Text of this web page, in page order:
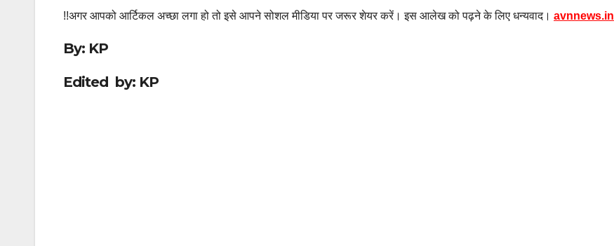
!!अगर आपको आर्टिकल अच्छा लगा हो तो इसे आपने सोशल मीडिया पर जरूर शेयर करें। इस आलेख को पढ़ने के लिए धन्यवाद। avnnews.in
By: KP
Edited by: KP